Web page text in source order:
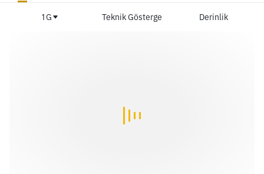
1G Teknik Gösterge Derinlik